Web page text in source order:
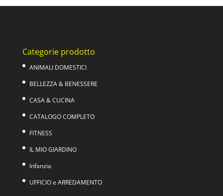
era:
è:
Categorie prodotto
ANIMALI DOMESTICI
BELLEZZA & BENESSERE
CASA & CUCINA
CATALOGO COMPLETO
FITNESS
IL MIO GIARDINO
Infanzia
UFFICIO e ARREDAMENTO